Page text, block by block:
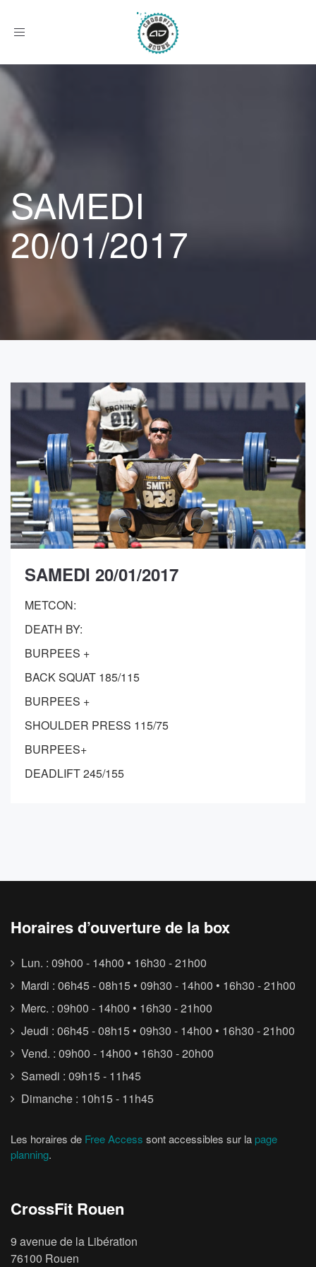
Afficher
SAMEDI
20/01/2017
SAMEDI 20/01/2017
METCON:
DEATH BY:
BURPEES +
BACK SQUAT 185/115
BURPEES +
SHOULDER PRESS 115/75
BURPEES+
DEADLIFT 245/155
Horaires d’ouverture de la box
Lun. : 09h00 - 14h00 • 16h30 - 21h00
Mardi : 06h45 - 08h15 • 09h30 - 14h00 • 16h30 - 21h00
Merc. : 09h00 - 14h00 • 16h30 - 21h00
Jeudi : 06h45 - 08h15 • 09h30 - 14h00 • 16h30 - 21h00
Vend. : 09h00 - 14h00 • 16h30 - 20h00
Samedi : 09h15 - 11h45
Dimanche : 10h15 - 11h45
Les horaires de Free Access sont accessibles sur la page
planning.
CrossFit Rouen
9 avenue de la Libération
76100 Rouen